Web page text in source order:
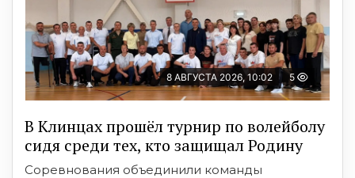
8 АВГУСТА 2026, 10:02 5
В Клинцах прошёл турнир по волейболу
сидя среди тех, кто защищал Родину
Соревнования объединили команды